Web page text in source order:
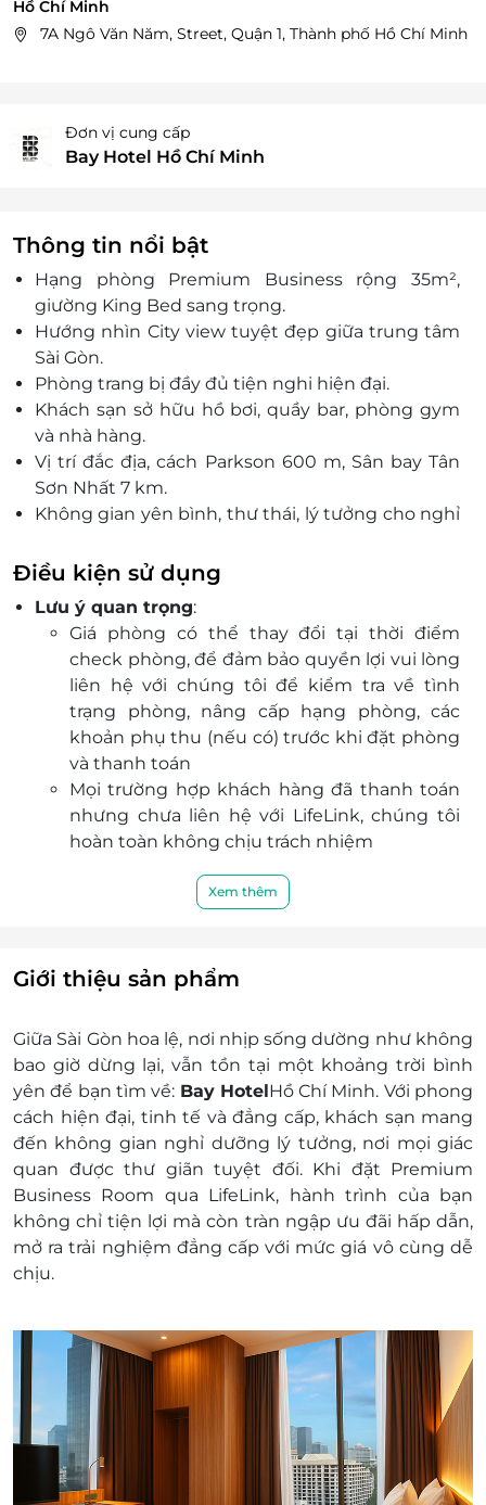
Hồ Chí Minh
7A Ngô Văn Năm, Street, Quận 1, Thành phố Hồ Chí Minh
Đơn vị cung cấp
Bay Hotel Hồ Chí Minh
Thông tin nổi bật
Hạng phòng Premium Business rộng 35m²,
giường King Bed sang trọng.
Hướng nhìn City view tuyệt đẹp giữa trung tâm
Sài Gòn.
Phòng trang bị đầy đủ tiện nghi hiện đại.
Khách sạn sở hữu hồ bơi, quầy bar, phòng gym
và nhà hàng.
Vị trí đắc địa, cách Parkson 600 m, Sân bay Tân
Sơn Nhất 7 km.
Không gian yên bình, thư thái, lý tưởng cho nghỉ
Trải nghiệm tiện ích đẳng cấp, phục vụ mọi nhu
cầu nghỉ ngơi và giải trí.
Điều kiện sử dụng
Lưu ý quan trọng:
Giá phòng có thể thay đổi tại thời điểm
check phòng, để đảm bảo quyền lợi vui lòng
liên hệ với chúng tôi để kiểm tra về tình
trạng phòng, nâng cấp hạng phòng, các
khoản phụ thu (nếu có) trước khi đặt phòng
và thanh toán
Mọi trường hợp khách hàng đã thanh toán
nhưng chưa liên hệ với LifeLink, chúng tôi
hoàn toàn không chịu trách nhiệm
Hạng phòng: Premium Business
Diện tích phòng: 35m2
Tiện ích khác:
Ăn sáng cho số khách tiêu chuẩn/phòng
Miễn phí nước uống mỗi ngày trong
phòng
Miễn phí truy cập internet trong phòng
và các khu vực khác
Giá trên đã bao gồm phí phục vụ và thuế
GTGT
Dịch vụ không bao gồm: Chi phí cá nhân và các
chi phí phát sinh khác
Trẻ em trên 11 tuổi được tính như người lớn.
Trẻ em dưới 6 tuổi ngủ chung giường với bố
mẹ được miễn phí
Trẻ em từ 6 đến 11 tuổi ngủ chung giường
với bố mẹ được tính phí ăn sáng là 270.000
VNĐ/ngày. Trẻ em dưới 6 tuổi được miễn phí
ăn sáng
Xem thêm
Giới thiệu sản phẩm
Giữa Sài Gòn hoa lệ, nơi nhịp sống dường như không
bao giờ dừng lại, vẫn tồn tại một khoảng trời bình
yên để bạn tìm về: Bay HotelHồ Chí Minh. Với phong
cách hiện đại, tinh tế và đẳng cấp, khách sạn mang
đến không gian nghỉ dưỡng lý tưởng, nơi mọi giác
quan được thư giãn tuyệt đối. Khi đặt Premium
Business Room qua LifeLink, hành trình của bạn
không chỉ tiện lợi mà còn tràn ngập ưu đãi hấp dẫn,
mở ra trải nghiệm đẳng cấp với mức giá vô cùng dễ
chịu.